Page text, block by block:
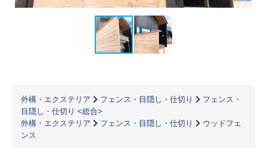
外構・エクステリア フェンス・目隠し・仕切り
フェンス・
目隠し・仕切り <総合>
外構・エクステリア
フェンス・目隠し・仕切り
ウッドフェ
ンス